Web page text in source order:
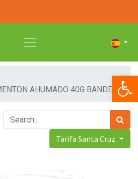
AHUMADO 40G BANDEJA
Tarifa Santa Cruz